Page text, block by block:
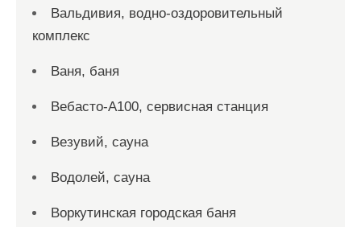
Вальдивия, водно-оздоровительный
комплекс
Ваня, баня
Вебасто-А100, сервисная станция
Везувий, сауна
Водолей, сауна
Воркутинская городская баня